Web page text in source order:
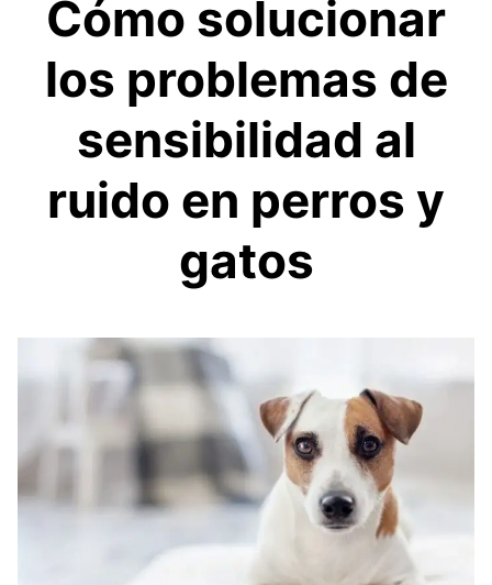
Cómo solucionar
los problemas de
sensibilidad al
ruido en perros y
gatos